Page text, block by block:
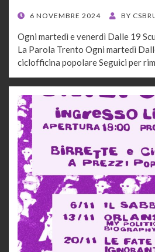
POSTED
6 NOVEMBRE 2024 BY
Ogni martedì e venerdì Dalle 19
La Parola Trento Ogni martedì
ciclofficina popolare Seguici per